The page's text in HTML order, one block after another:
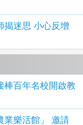
小心反增
百年名校開啟教
業樂活館」 邀請